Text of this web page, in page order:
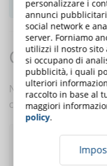
Commenti:
Nessun commento
commento a questo
personalizzare i
annunci
social network e
server. Forniamo
utilizzi il nostro
si occupano di
pubblicità, i quali
ulteriori
raccolto in base al
maggiori
policy.